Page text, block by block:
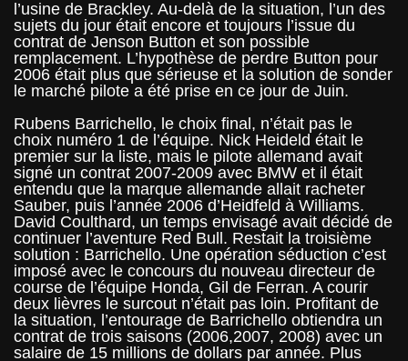
l’usine de Brackley. Au-delà de la situation, l’un des
sujets du jour était encore et toujours l’issue du
contrat de Jenson Button et son possible
remplacement. L’hypothèse de perdre Button pour
2006 était plus que sérieuse et la solution de sonder
le marché pilote a été prise en ce jour de Juin.
Rubens Barrichello, le choix final, n’était pas le
choix numéro 1 de l’équipe. Nick Heideld était le
premier sur la liste, mais le pilote allemand avait
signé un contrat 2007-2009 avec BMW et il était
entendu que la marque allemande allait racheter
Sauber, puis l’année 2006 d’Heidfeld à Williams.
David Coulthard, un temps envisagé avait décidé de
continuer l’aventure Red Bull. Restait la troisième
solution : Barrichello. Une opération séduction c’est
imposé avec le concours du nouveau directeur de
course de l’équipe Honda, Gil de Ferran. A courir
deux lièvres le surcout n’était pas loin. Profitant de
la situation, l’entourage de Barrichello obtiendra un
contrat de trois saisons (2006,2007, 2008) avec un
salaire de 15 millions de dollars par année. Plus